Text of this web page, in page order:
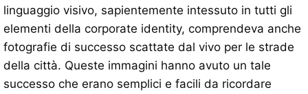
linguaggio visivo, sapientemente intessuto in tutti gli
elementi della corporate identity, comprendeva anche
fotografie di successo scattate dal vivo per le strade
della città. Queste immagini hanno avuto un tale
successo che erano semplici e facili da ricordare